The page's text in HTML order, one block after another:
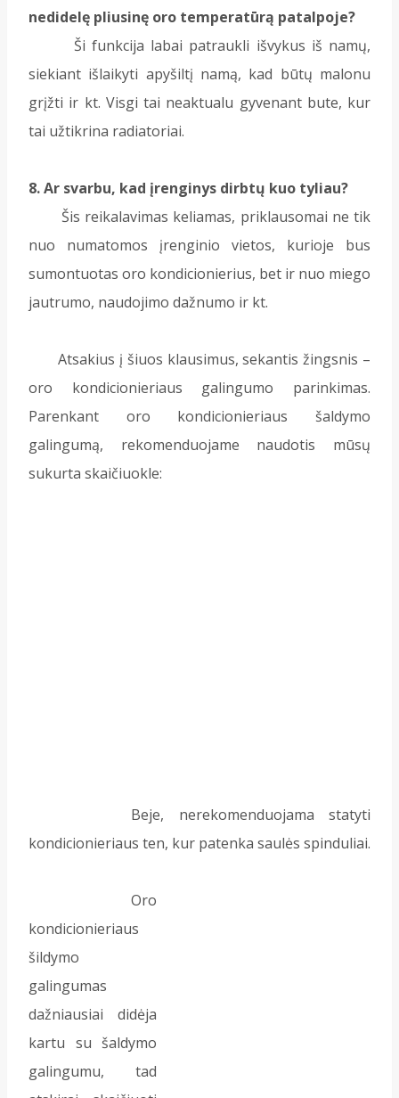
nedidelę pliusinę oro temperatūrą patalpoje?
Ši funkcija labai patraukli išvykus iš namų,
siekiant išlaikyti apyšiltį namą, kad būtų malonu
grįžti ir kt. Visgi tai neaktualu gyvenant bute, kur
tai užtikrina radiatoriai.
8. Ar svarbu, kad įrenginys dirbtų kuo tyliau?
Šis reikalavimas keliamas, priklausomai ne tik
nuo numatomos įrenginio vietos, kurioje bus
sumontuotas oro kondicionierius, bet ir nuo miego
jautrumo, naudojimo dažnumo ir kt.
Atsakius į šiuos klausimus, sekantis žingsnis –
oro kondicionieriaus galingumo parinkimas.
Parenkant oro kondicionieriaus šaldymo
galingumą, rekomenduojame naudotis mūsų
sukurta skaičiuokle:
Beje, nerekomenduojama statyti
kondicionieriaus ten, kur patenka saulės spinduliai.
Oro
kondicionieriaus
šildymo
galingumas
dažniausiai didėja
kartu su šaldymo
galingumu, tad